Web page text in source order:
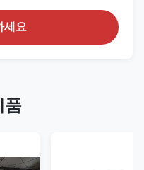
세요
품